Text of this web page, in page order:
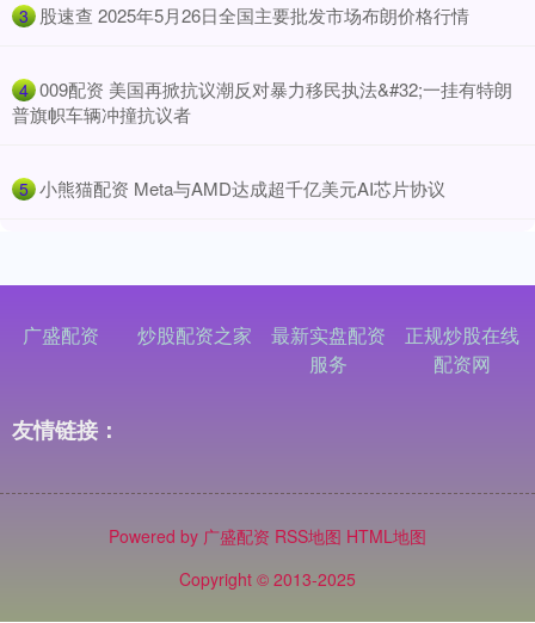
3 ​股速查 2025年5月26日全国主要批发市场布朗价格行情
4 ​009配资 美国再掀抗议潮反对暴力移民执法&#32;一挂有特朗
普旗帜车辆冲撞抗议者
5 ​小熊猫配资 Meta与AMD达成超千亿美元AI芯片协议
广盛配资 炒股配资之家
最新实盘配资
服务
正规炒股在线
配资网
友情链接：
Powered by 广盛配资 RSS地图 HTML地图
Copyright © 2013-2025